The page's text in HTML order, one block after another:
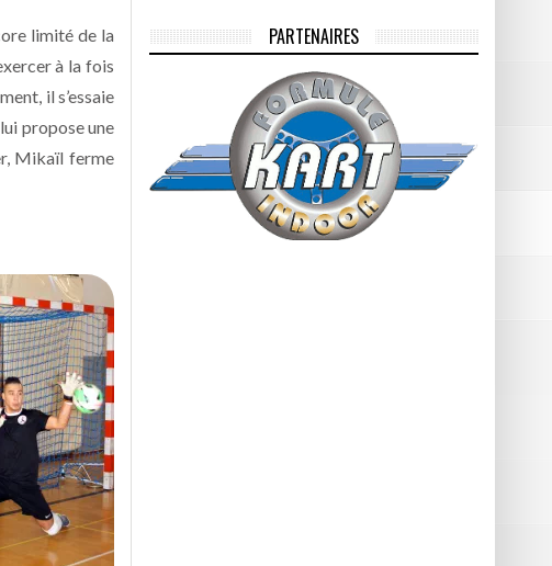
limité de la
à la fois
il s’essaie
propose une
Mikaïl ferme
PARTENAIRES